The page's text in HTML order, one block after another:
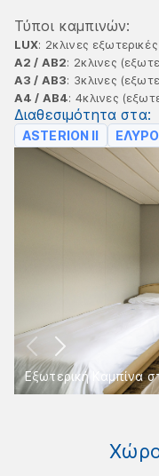
Εξωτερική Καμπίνα
Τύποι καμπινών:
LUX: 2κλινες εξωτερικές
Α2 / ΑΒ2: 2κλινες
Α3 / ΑΒ3: 3κλινες
Α4 / ΑΒ4: 4κλινες
Διαθεσιμότητα στα:
ASTERION II